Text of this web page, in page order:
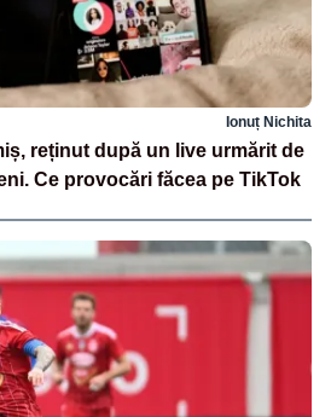
Ionuț Nichita
reținut după un live urmărit de
Ce provocări făcea pe TikTok